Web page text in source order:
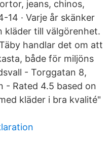
jeans, chinos,
14 · Varje år skänker
kläder till välgörenhet.
handlar det om att
både för miljöns
- Torggatan 8,
- Rated 4.5 based on
kläder i bra kvalité"